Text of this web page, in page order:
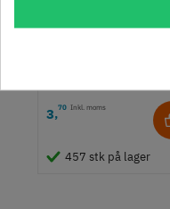
Stilleskrue - sort
3,70 Inkl. moms
457 stk på lager